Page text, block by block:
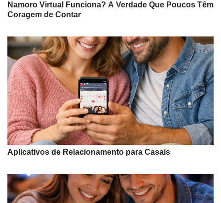
Namoro Virtual Funciona? A Verdade Que Poucos Têm
Coragem de Contar
Aplicativos de Relacionamento para Casais